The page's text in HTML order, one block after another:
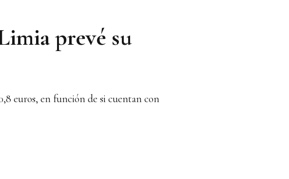
prevé su
euros, en función de si cuentan con